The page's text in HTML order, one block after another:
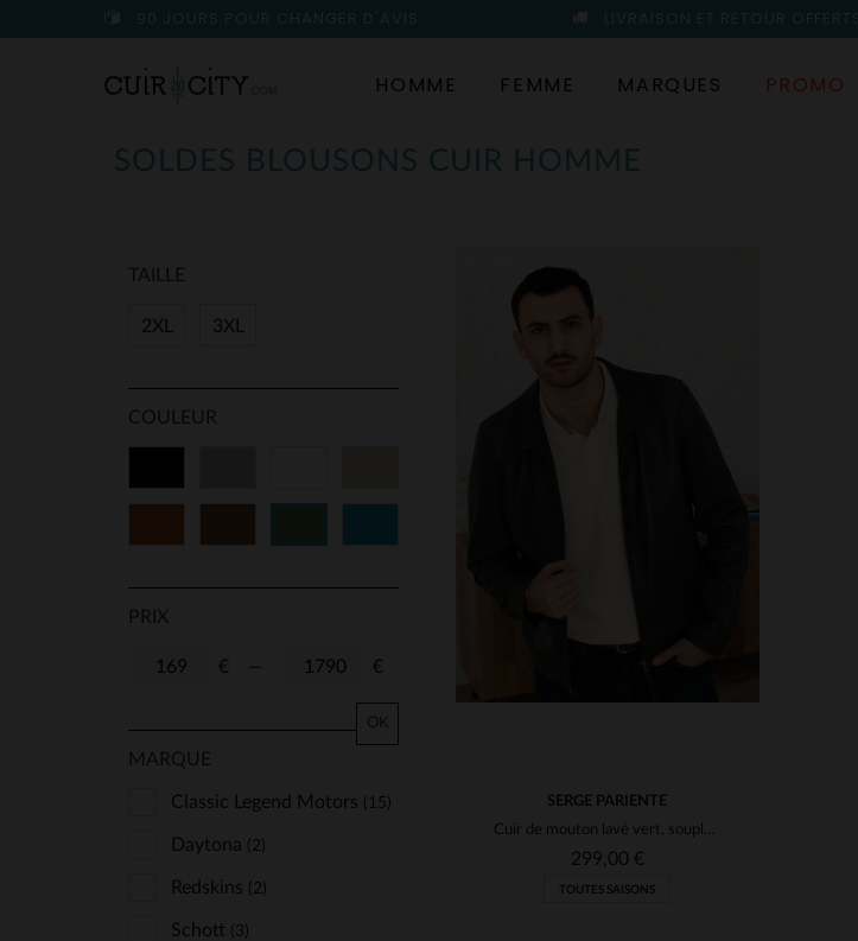
90 JOURS POUR CHANGER D'AVIS LIVRAISON ET RETOUR OFFERTS
HOMME FEMME MARQUES PROMO
SOLDES BLOUSONS CUIR HOMME
TAILLE
2XL 3XL
COULEUR
PRIX
€ €
OK
MARQUE
Classic Legend Motors (15)
Daytona (2)
Redskins (2)
Schott (3)
SERGE PARIENTE
Cuir de mouton lavé vert, souple et léger pour un style décontracté.
299,00 €
TOUTES SAISONS